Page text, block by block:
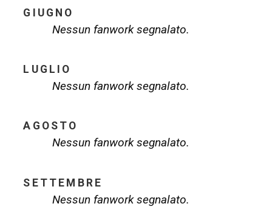
GIUGNO
Nessun fanwork segnalato.
LUGLIO
Nessun fanwork segnalato.
AGOSTO
Nessun fanwork segnalato.
SETTEMBRE
Nessun fanwork segnalato.